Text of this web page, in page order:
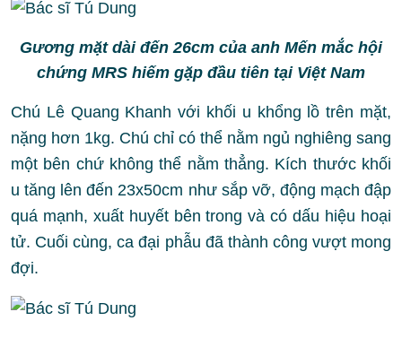
Gương mặt dài đến 26cm của anh Mến mắc hội
chứng MRS hiếm gặp đầu tiên tại Việt Nam
Chú Lê Quang Khanh với khối u khổng lồ trên mặt,
nặng hơn 1kg. Chú chỉ có thể nằm ngủ nghiêng sang
một bên chứ không thể nằm thẳng. Kích thước khối
u tăng lên đến 23x50cm như sắp vỡ, động mạch đập
quá mạnh, xuất huyết bên trong và có dấu hiệu hoại
tử. Cuối cùng, ca đại phẫu đã thành công vượt mong
đợi.